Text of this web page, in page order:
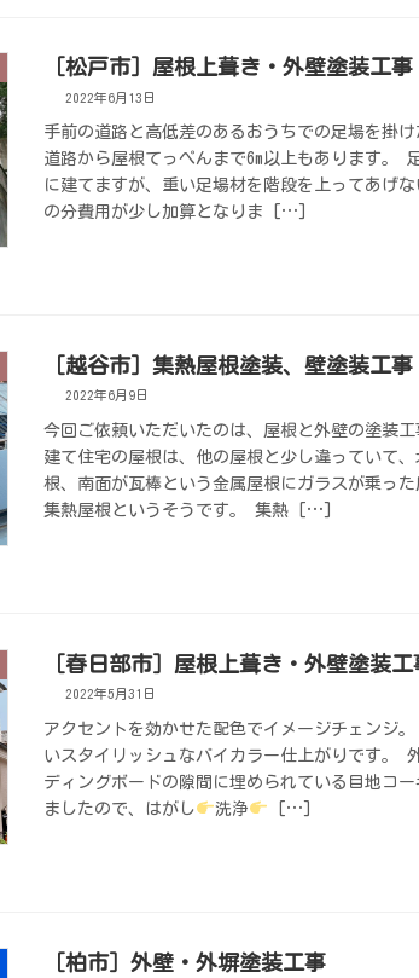
［松戸市］屋根上葺き・外壁塗装工事
2022年6月13日
手前の道路と高低差のあるおうちでの足場を掛け
道路から屋根てっぺんまで6m以上もあります。
に建てますが、重い足場材を階段を上ってあげ
の分費用が少し加算となりま […]
［越谷市］集熱屋根塗装、壁塗装工事
2022年6月9日
今回ご依頼いただいたのは、屋根と外壁の塗装
建て住宅の屋根は、他の屋根と少し違っていて
根、南面が瓦棒という金属屋根にガラスが乗っ
集熱屋根というそうです。 集熱 […]
［春日部市］屋根上葺き・外壁塗装工
2022年5月31日
アクセントを効かせた配色でイメージチェンジ
いスタイリッシュなバイカラー仕上がりです。
ディングボードの隙間に埋められている目地コ
ましたので、はがし
洗浄 […]
［柏市］外壁・外塀塗装工事